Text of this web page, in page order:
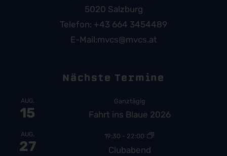
5020 Salzburg
Telefon: +43 664 3454489
E-Mail:mvcs@mvcs.at
Nächste Termine
AUG.
15
Ganztägig
Fahrt ins Blaue 2026
AUG.
27
19:30 - 22:00
Clubabend